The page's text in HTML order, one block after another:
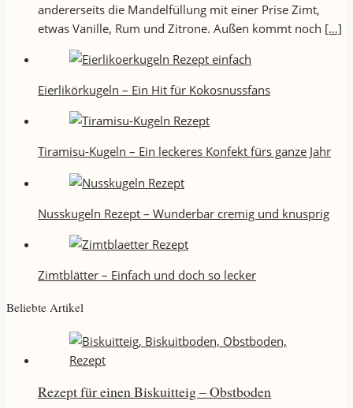
andererseits die Mandelfüllung mit einer Prise Zimt,
etwas Vanille, Rum und Zitrone. Außen kommt noch […]
Eierlikörkugeln – Ein Hit für Kokosnussfans
Tiramisu-Kugeln – Ein leckeres Konfekt fürs ganze Jahr
Nusskugeln Rezept – Wunderbar cremig und knusprig
Zimtblätter – Einfach und doch so lecker
Beliebte Artikel
Rezept für einen Biskuitteig – Obstboden